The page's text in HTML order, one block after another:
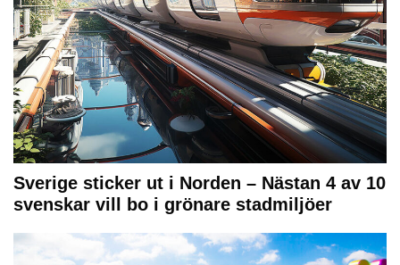
Sverige sticker ut i Norden – Nästan 4 av 10
svenskar vill bo i grönare stadmiljöer